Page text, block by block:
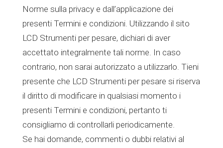
Norme sulla privacy e dall’applicazione dei
presenti Termini e condizioni. Utilizzando il sito
LCD Strumenti per pesare, dichiari di aver
accettato integralmente tali norme. In caso
contrario, non sarai autorizzato a utilizzarlo. Tieni
presente che LCD Strumenti per pesare si riserva
il diritto di modificare in qualsiasi momento i
presenti Termini e condizioni, pertanto ti
consigliamo di controllarli periodicamente.
Se hai domande, commenti o dubbi relativi al